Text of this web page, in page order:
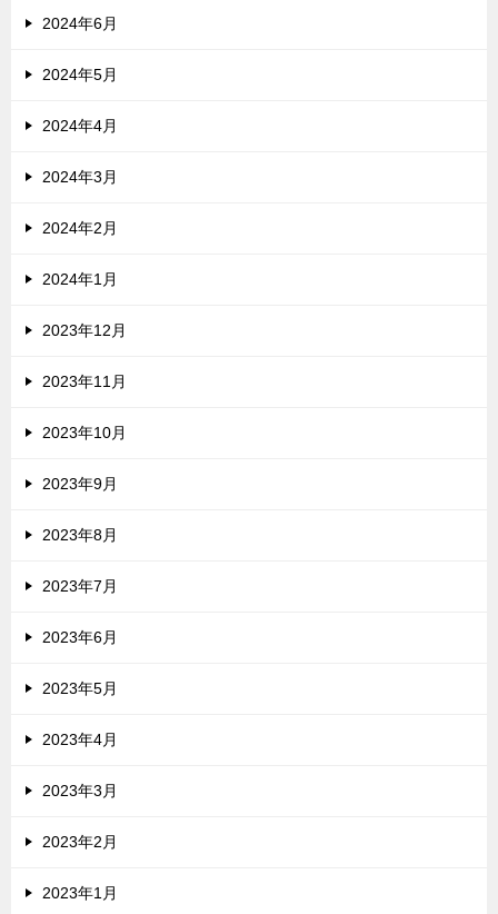
2024年6月
2024年5月
2024年4月
2024年3月
2024年2月
2024年1月
2023年12月
2023年11月
2023年10月
2023年9月
2023年8月
2023年7月
2023年6月
2023年5月
2023年4月
2023年3月
2023年2月
2023年1月